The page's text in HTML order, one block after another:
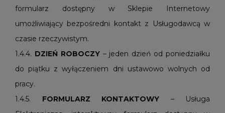
formularz dostępny w Sklepie Internetowy
umożliwiający bezpośredni kontakt z Usługodawcą w
czasie rzeczywistym.
1.4.4. DZIEŃ ROBOCZY– jeden dzień od poniedziałku
do piątku z wyłączeniem dni ustawowo wolnych od
pracy.
1.4.5. FORMULARZ KONTAKTOWY – Usługa